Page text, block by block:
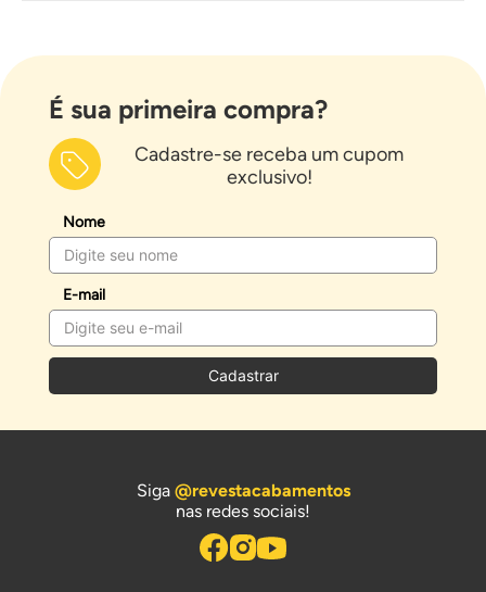
É sua primeira compra?
Cadastre-se receba um cupom
exclusivo!
Nome
E-mail
Cadastrar
Siga @revestacabamentos
nas redes sociais!